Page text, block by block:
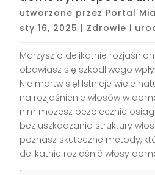
utworzone przez Portal
sty 16, 2025 | Zdrowie i
Marzysz o delikatnie
obawiasz się szkodliwego
Nie martw się! Istnieje wiele
na rozjaśnienie włosów w
nim możesz bezpiecznie
bez uszkadzania struktury
poznasz skuteczne metody,
delikatnie rozjaśnić włosy